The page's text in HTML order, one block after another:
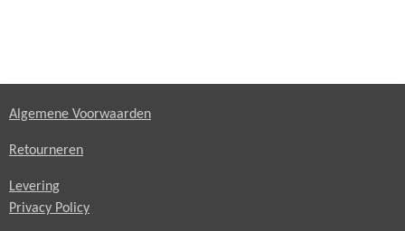
Algemene Voorwaarden
Retourneren
Levering
Privacy Policy